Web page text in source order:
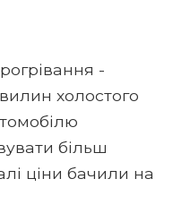
-
холостого
більш
ціни бачили на